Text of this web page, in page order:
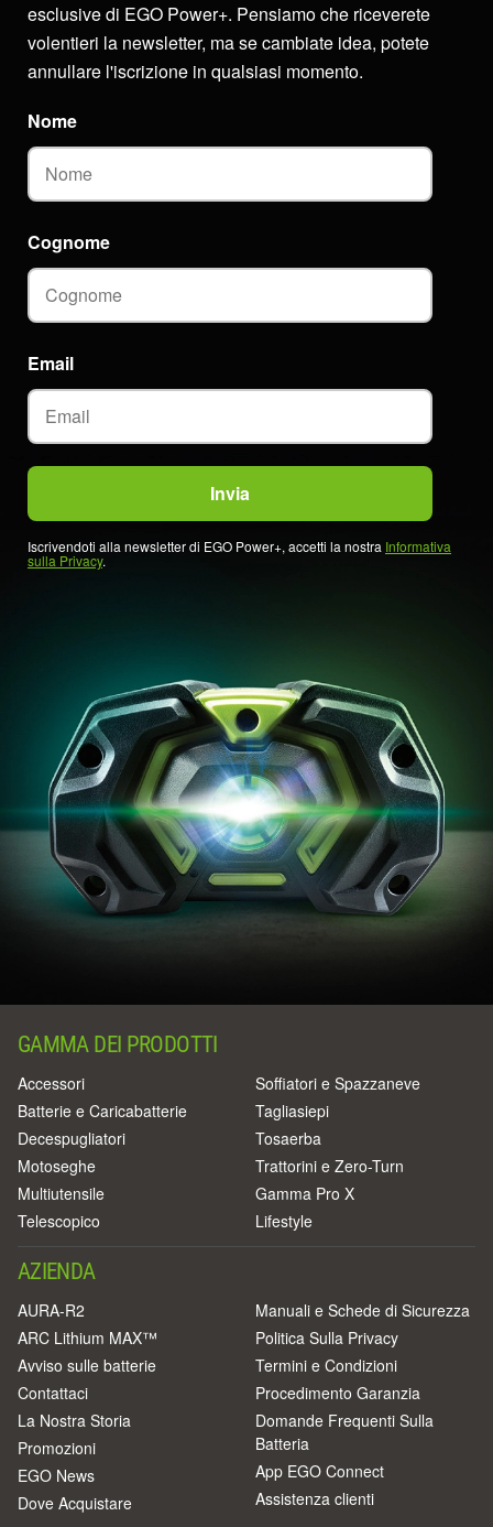
esclusive di EGO Power+. Pensiamo che riceverete
volentieri la newsletter, ma se cambiate idea, potete
annullare l'iscrizione in qualsiasi momento.
Email
Nome
Cognome
Iscrivendoti alla newsletter di EGO Power+, accetti la nostra Informativa
sulla Privacy.
GAMMA DEI PRODOTTI
Accessori
Batterie e Caricabatterie
Decespugliatori
Motoseghe
Multiutensile
Telescopico
Soffiatori e Spazzaneve
Tagliasiepi
Tosaerba
Trattorini e Zero-Turn
Gamma Pro X
Lifestyle
AZIENDA
AURA-R2
ARC Lithium MAX™
Avviso sulle batterie
Contattaci
La Nostra Storia
Promozioni
EGO News
Dove Acquistare
Manuali e Schede di Sicurezza
Politica Sulla Privacy
Termini e Condizioni
Procedimento Garanzia
Domande Frequenti Sulla
Batteria
App EGO Connect
Assistenza clienti